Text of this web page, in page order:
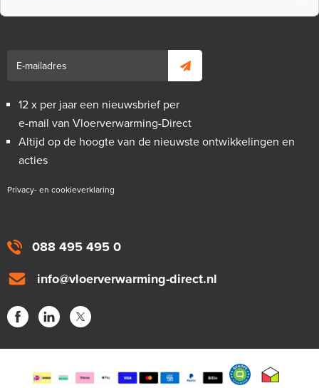
088 495 495 0
info@vloerverwarming-direct.nl
12 x per jaar een nieuwsbrief per
e-mail van Vloerverwarming-Direct
Altijd op de hoogte van de nieuwste ontwikkelingen en
acties
Privacy- en cookieverklaring